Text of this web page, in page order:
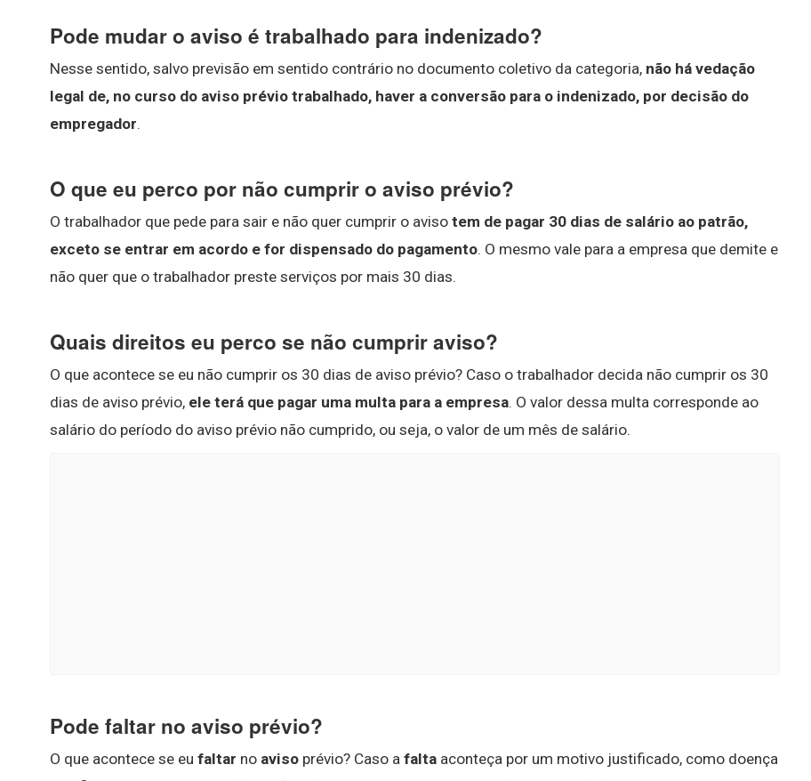
Pode mudar o aviso é trabalhado para indenizado?
Nesse sentido, salvo previsão em sentido contrário no documento coletivo da categoria, não há vedação
legal de, no curso do aviso prévio trabalhado, haver a conversão para o indenizado, por decisão do
empregador.
O que eu perco por não cumprir o aviso prévio?
O trabalhador que pede para sair e não quer cumprir o aviso tem de pagar 30 dias de salário ao patrão,
exceto se entrar em acordo e for dispensado do pagamento. O mesmo vale para a empresa que demite e
não quer que o trabalhador preste serviços por mais 30 dias.
Quais direitos eu perco se não cumprir aviso?
O que acontece se eu não cumprir os 30 dias de aviso prévio? Caso o trabalhador decida não cumprir os 30
dias de aviso prévio, ele terá que pagar uma multa para a empresa. O valor dessa multa corresponde ao
salário do período do aviso prévio não cumprido, ou seja, o valor de um mês de salário.
Pode faltar no aviso prévio?
O que acontece se eu faltar no aviso prévio? Caso a falta aconteça por um motivo justificado, como doença